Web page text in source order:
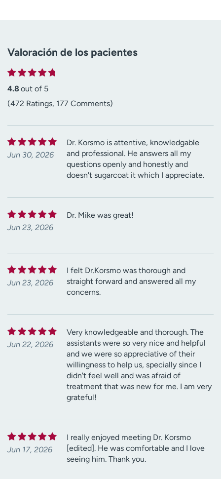
Valoración de los pacientes
4.8 out of 5
(472 Ratings, 177 Comments)
Jun 30, 2026
Dr. Korsmo is attentive, knowledgable
and professional. He answers all my
questions openly and honestly and
doesn't sugarcoat it which I appreciate.
Jun 23, 2026
Dr. Mike was great!
Jun 23, 2026
I felt Dr.Korsmo was thorough and
straight forward and answered all my
concerns.
Jun 22, 2026
Very knowledgeable and thorough. The
assistants were so very nice and helpful
and we were so appreciative of their
willingness to help us, specially since I
didn't feel well and was afraid of
treatment that was new for me. I am very
grateful!
Jun 17, 2026
I really enjoyed meeting Dr. Korsmo
[edited]. He was comfortable and I love
seeing him. Thank you.